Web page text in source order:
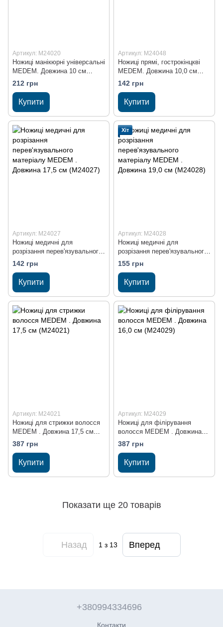
Артикул: M24020
Ножиці манікюрні універсальні
MEDEM. Довжина 10 см
(M24020)
212 грн
Купити
Артикул: M24048
Ножиці прямі, гострокінцкві
MEDEM. Довжина 10,0 см
(M24048)
142 грн
Купити
Артикул: M24027
Ножиці медичні для
розрізання перев'язувального
матеріалу MEDEM . Довжина
17,5 см (M24027)
142 грн
Купити
Хіт
Артикул: M24028
Ножиці медичні для
розрізання перев'язувального
матеріалу MEDEM . Довжина
19,0 см (M24028)
155 грн
Купити
Артикул: M24021
Ножиці для стрижки волосся
MEDEM . Довжина 17,5 см
(M24021)
387 грн
Купити
Артикул: M24029
Ножиці для філірування
волосся MEDEM . Довжина
16,0 см (M24029)
387 грн
Купити
Показати ще 20 товарів
Назад 1з 13 Вперед
+380994334696
Контакти